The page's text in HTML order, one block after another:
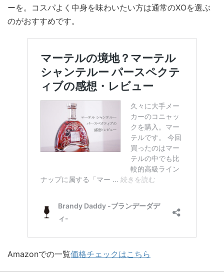
ーを。コスパよく中身を味わいたい方は通常のXOを選ぶ
のがおすすめです。
Amazonでの一覧価格チェックはこちら